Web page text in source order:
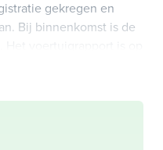
gekregen en
Bij binnenkomst is de
te downloaden.
andere achterbank
carplay/android